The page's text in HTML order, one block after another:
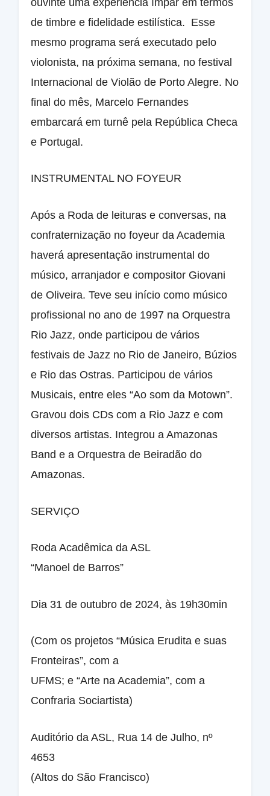
de timbre e fidelidade estilística. Esse
mesmo programa será executado pelo
violonista, na próxima semana, no festival
Internacional de Violão de Porto Alegre. No
final do mês, Marcelo Fernandes
embarcará em turnê pela República Checa
e Portugal.
INSTRUMENTAL NO FOYEUR
Após a Roda de leituras e conversas, na
confraternização no foyeur da Academia
haverá apresentação instrumental do
músico, arranjador e compositor Giovani
de Oliveira. Teve seu início como músico
profissional no ano de 1997 na Orquestra
Rio Jazz, onde participou de vários
festivais de Jazz no Rio de Janeiro, Búzios
e Rio das Ostras. Participou de vários
Musicais, entre eles “Ao som da Motown”.
Gravou dois CDs com a Rio Jazz e com
diversos artistas. Integrou a Amazonas
Band e a Orquestra de Beiradão do
Amazonas.
SERVIÇO
Roda Acadêmica da ASL
“Manoel de Barros”
Dia 31 de outubro de 2024, às 19h30min
(Com os projetos “Música Erudita e suas
Fronteiras”, com a
UFMS; e “Arte na Academia”, com a
Confraria Sociartista)
Auditório da ASL, Rua 14 de Julho, nº
4653
(Altos do São Francisco)